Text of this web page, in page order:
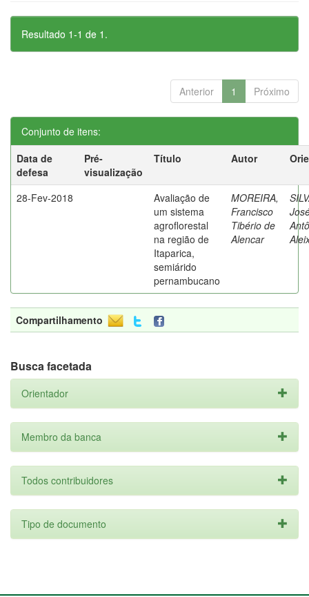
Resultado 1-1 de 1.
Anterior 1 Próximo
Conjunto de itens:
Data de
defesa
Pré-
visualização
Título Autor
28-Fev-2018
Avaliação de
um sistema
agroflorestal
na região de
Itaparica,
semiárido
pernambucano
MOREIRA,
Francisco
Tibério de
Alencar
Compartilhamento
Busca facetada
Orientador
Membro da banca
Todos contribuidores
Tipo de documento